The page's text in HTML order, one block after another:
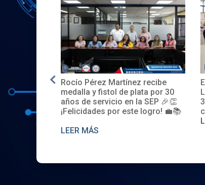
por 30
logro! 💼📚
ENECB-CEA 2025: Arrancamos
La élite del ITSJR inicia la batalla.
35 mujeres y 32 hombres
compiten. Somos sede nacional